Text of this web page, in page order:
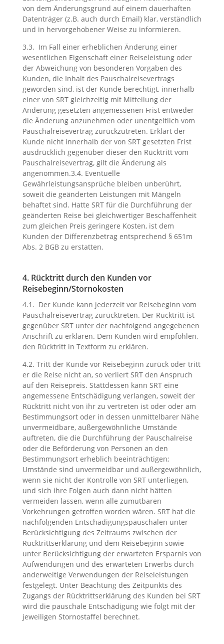
von dem Änderungsgrund auf einem dauerhaften
Datenträger (z.B. auch durch Email) klar, verständlich
und in hervorgehobener Weise zu informieren.
3.3. Im Fall einer erheblichen Änderung einer
wesentlichen Eigenschaft einer Reiseleistung oder
der Abweichung von besonderen Vorgaben des
Kunden, die Inhalt des Pauschalreisevertrags
geworden sind, ist der Kunde berechtigt, innerhalb
einer von SRT gleichzeitig mit Mitteilung der
Änderung gesetzten angemessenen Frist entweder
die Änderung anzunehmen oder unentgeltlich vom
Pauschalreisevertrag zurückzutreten. Erklärt der
Kunde nicht innerhalb der von SRT gesetzten Frist
ausdrücklich gegenüber dieser den Rücktritt vom
Pauschalreisevertrag, gilt die Änderung als
angenommen.3.4. Eventuelle
Gewährleistungsansprüche bleiben unberührt,
soweit die geänderten Leistungen mit Mängeln
behaftet sind. Hatte SRT für die Durchführung der
geänderten Reise bei gleichwertiger Beschaffenheit
zum gleichen Preis geringere Kosten, ist dem
Kunden der Differenzbetrag entsprechend § 651m
Abs. 2 BGB zu erstatten.
4. Rücktritt durch den Kunden vor
Reisebeginn/Stornokosten
4.1. Der Kunde kann jederzeit vor Reisebeginn vom
Pauschalreisevertrag zurücktreten. Der Rücktritt ist
gegenüber SRT unter der nachfolgend angegebenen
Anschrift zu erklären. Dem Kunden wird empfohlen,
den Rücktritt in Textform zu erklären.
4.2. Tritt der Kunde vor Reisebeginn zurück oder tritt
er die Reise nicht an, so verliert SRT den Anspruch
auf den Reisepreis. Stattdessen kann SRT eine
angemessene Entschädigung verlangen, soweit der
Rücktritt nicht von ihr zu vertreten ist oder oder am
Bestimmungsort oder in dessen unmittelbarer Nähe
unvermeidbare, außergewöhnliche Umstände
auftreten, die die Durchführung der Pauschalreise
oder die Beförderung von Personen an den
Bestimmungsort erheblich beeinträchtigen;
Umstände sind unvermeidbar und außergewöhnlich,
wenn sie nicht der Kontrolle von SRT unterliegen,
und sich ihre Folgen auch dann nicht hätten
vermeiden lassen, wenn alle zumutbaren
Vorkehrungen getroffen worden wären. SRT hat die
nachfolgenden Entschädigungspauschalen unter
Berücksichtigung des Zeitraums zwischen der
Rücktrittserklärung und dem Reisebeginn sowie
unter Berücksichtigung der erwarteten Ersparnis von
Aufwendungen und des erwarteten Erwerbs durch
anderweitige Verwendungen der Reiseleistungen
festgelegt. Unter Beachtung des Zeitpunkts des
Zugangs der Rücktrittserklärung des Kunden bei SRT
wird die pauschale Entschädigung wie folgt mit der
jeweiligen Stornostaffel berechnet.